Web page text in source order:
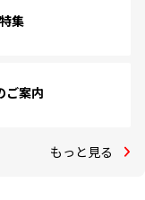
集
ご案内
もっと見る